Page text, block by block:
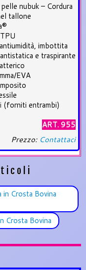
nubuk – Cordura
tallone
imbottita
e traspirante
EVA
(forniti entrambi)
ART. 955
Prezzo: Contattaci
in Crosta Bovina
Crosta Bovina